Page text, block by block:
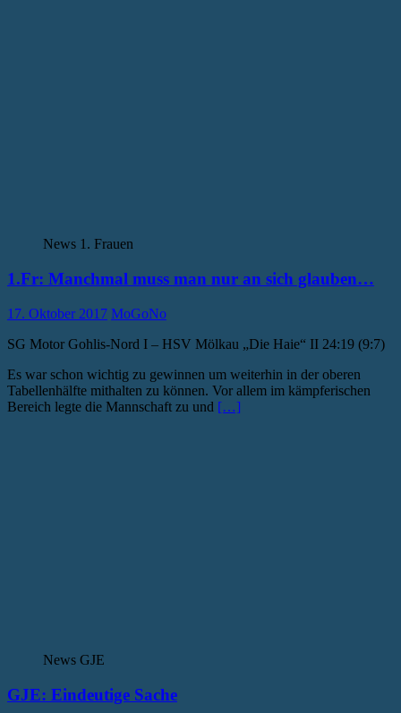
News 1. Frauen
1.Fr: Manchmal muss man nur an sich glauben…
17. Oktober 2017 MoGoNo
SG Motor Gohlis-Nord I – HSV Mölkau „Die Haie“ II 24:19 (9:7)
Es war schon wichtig zu gewinnen um weiterhin in der oberen
Tabellenhälfte mithalten zu können. Vor allem im kämpferischen
Bereich legte die Mannschaft zu und […]
News GJE
GJE: Eindeutige Sache